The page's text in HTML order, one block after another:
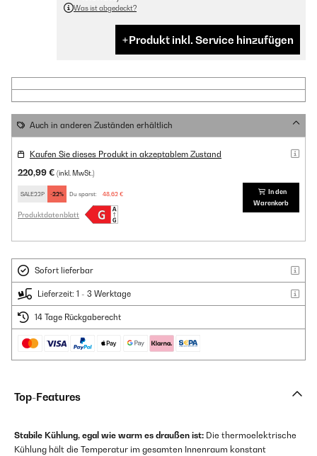
Was ist abgedeckt?
Produkt inkl. Service hinzufügen
Auch in anderen Zuständen erhältlich
Kaufen Sie dieses Produkt in akzeptablem Zustand
220,99 € (inkl. MwSt.)
SALE22P -22% Du sparst: 48,62 €
Produktdatenblatt
In den
Warenkorb
Sofort lieferbar
Lieferzeit: 1 - 3 Werktage
14 Tage Rückgaberecht
Top-Features
Stabile Kühlung, egal wie warm es draußen ist: Die thermoelektrische
Kühlung hält die Temperatur im gesamten Innenraum konstant